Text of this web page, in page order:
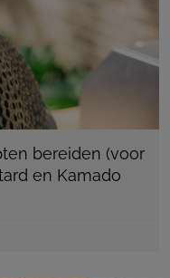
bereiden (voor
en Kamado